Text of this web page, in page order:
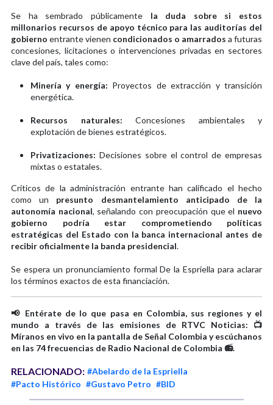
Se ha sembrado públicamente la duda sobre si estos
millonarios recursos de apoyo técnico para las auditorías del
gobierno entrante vienen condicionados o amarrados a futuras
concesiones, licitaciones o intervenciones privadas en sectores
clave del país, tales como:
Minería y energía: Proyectos de extracción y transición
energética.
Recursos naturales: Concesiones ambientales y
explotación de bienes estratégicos.
Privatizaciones: Decisiones sobre el control de empresas
mixtas o estatales.
Críticos de la administración entrante han calificado el hecho
como un presunto desmantelamiento anticipado de la
autonomía nacional, señalando con preocupación que el nuevo
gobierno podría estar comprometiendo políticas
estratégicas del Estado con la banca internacional antes de
recibir oficialmente la banda presidencial.
Se espera un pronunciamiento formal De la Espriella para aclarar
los términos exactos de esta financiación.
📢 Entérate de lo que pasa en Colombia, sus regiones y el
mundo a través de las emisiones de RTVC Noticias: 📺
Míranos en vivo en la pantalla de Señal Colombia y escúchanos
en las 74 frecuencias de Radio Nacional de Colombia 📻.
RELACIONADO: #Abelardo de la Espriella
#Pacto Histórico #Gustavo Petro #BID